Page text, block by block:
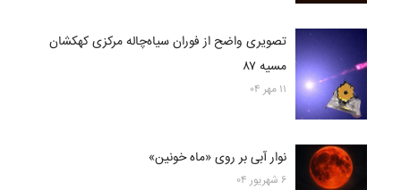
تصویری واضح از فوران سیاه‌چاله مرکزی کهکشان
مسیه ۸۷
۱۱ مهر ۰۴
نوار آبی بر روی «ماه خونین»
۶ شهریور ۰۴